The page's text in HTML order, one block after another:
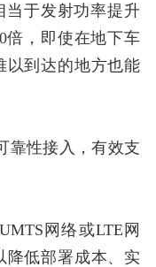
当于发射功率提升
倍，即使在地下车
以到达的地方也能
靠性接入，有效支
网络或LTE网
降低部署成本、实